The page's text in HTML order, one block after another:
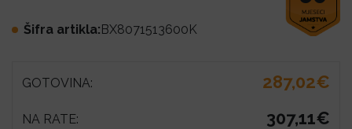
Šifra artikla:BX8071513600K
GOTOVINA: 287,02€
NA RATE: 307,11€